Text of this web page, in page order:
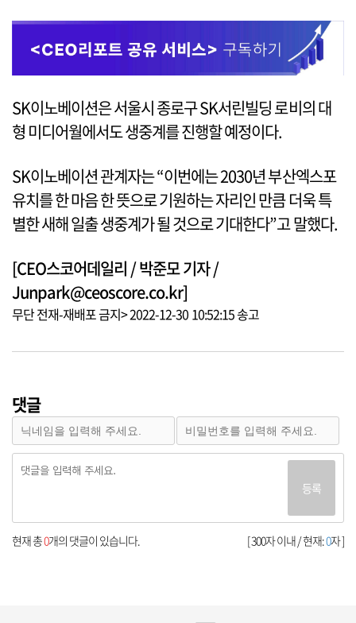
SK이노베이션은 서울시 종로구 SK서린빌딩 로비의 대
형 미디어월에서도 생중계를 진행할 예정이다.
SK이노베이션 관계자는 “이번에는 2030년 부산엑스포
유치를 한 마음 한 뜻으로 기원하는 자리인 만큼 더욱 특
별한 새해 일출 생중계가 될 것으로 기대한다”고 말했다.
[CEO스코어데일리 / 박준모 기자 /
Junpark@ceoscore.co.kr]
무단 전재-재배포 금지> 2022-12-30 10:52:15 송고
댓글
등록
[ 300자 이내 / 현재:0자 ]
현재 총0개의 댓글이 있습니다.